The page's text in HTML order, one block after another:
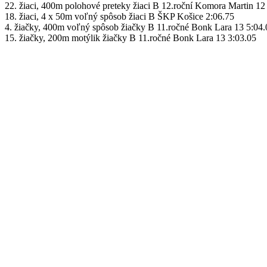
22. žiaci, 400m polohové preteky žiaci B 12.roční Komora Martin 12
18. žiaci, 4 x 50m voľný spôsob žiaci B ŠKP Košice 2:06.75
4. žiačky, 400m voľný spôsob žiačky B 11.ročné Bonk Lara 13
15. žiačky, 200m motýlik žiačky B 11.ročné Bonk Lara 13 3:03.05